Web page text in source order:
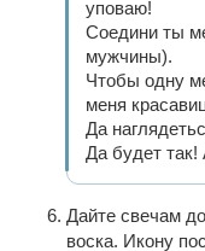
уповаю!
Соедини ты
мужчины).
Чтобы одну
меня
Да
Да будет
Дайте свечам
воска. Икону